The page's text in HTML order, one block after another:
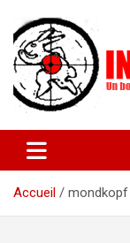
contenu
actuelles pop
lyon
Accueil
mondkopf